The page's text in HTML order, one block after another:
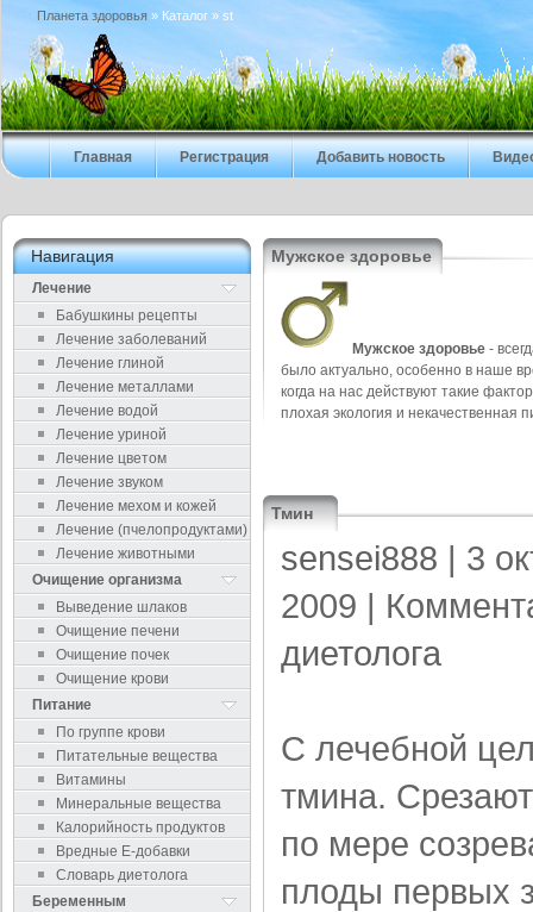
Планета здоровья » Каталог » st
Главная Регистрация Добавить новость
Навигация
Лечение
Бабушкины рецепты
Лечение заболеваний
Лечение глиной
Лечение металлами
Лечение водой
Лечение уриной
Лечение цветом
Лечение звуком
Лечение мехом и кожей
Лечение (пчелопродуктами)
Лечение животными
Очищение организма
Выведение шлаков
Очищение печени
Очищение почек
Очищение крови
Питание
По группе крови
Питательные вещества
Витамины
Минеральные вещества
Калорийность продуктов
Вредные Е-добавки
Словарь диетолога
Беременным
Мужское здоровье
Мужское здоровье -
было актуально, особенно в наше
когда на нас действуют такие
плохая экология и некачественная
Тмин
sensei888 | 3
2009 |
диетолога
С лечебной
тмина.
по мере
плоды первых